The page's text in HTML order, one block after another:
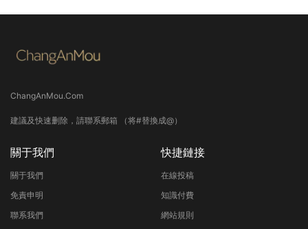
ChangAnMou.Com
建議及快速删除，請聯系郵箱 （将#替換成@）
關于我們
關于我們
免責申明
聯系我們
快捷鏈接
在線投稿
知識付費
網站規則